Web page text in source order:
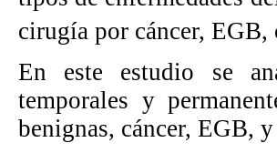
cirugía por cáncer, EGB,
En este estudio se
temporales y
benignas, cáncer, EGB,